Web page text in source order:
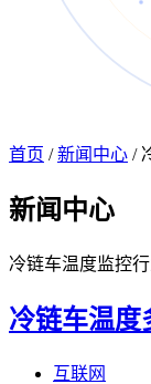
首页 / 新闻中心 /
新闻 中心
冷链车温度监控
冷链车温度
互联网